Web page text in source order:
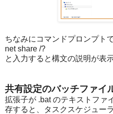
ちなみにコマンドプロンプト
net share /?
と入力すると構文の説明が表
共有設定のバッチファイ
拡張子が .bat のテキストファ
存すると、タスクスケジュー